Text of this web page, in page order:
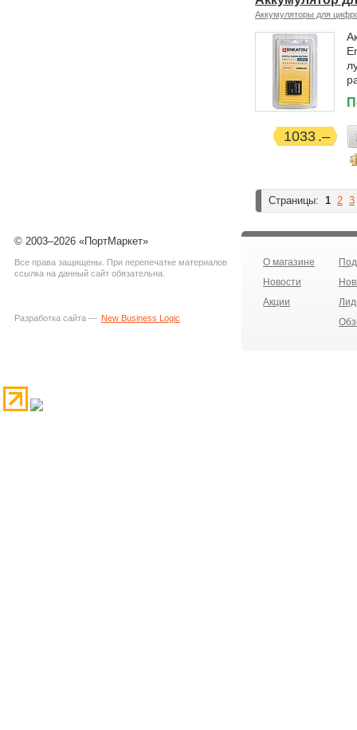
Аккумуляторы для
1033
Страницы: 1 2 3
© 2003–2026 «ПортМаркет»
Все права защищены. При перепечатке материалов
ссылка на данный сайт обязательна.
Разработка сайта — New Business Logic
О магазине
Новости
Акции